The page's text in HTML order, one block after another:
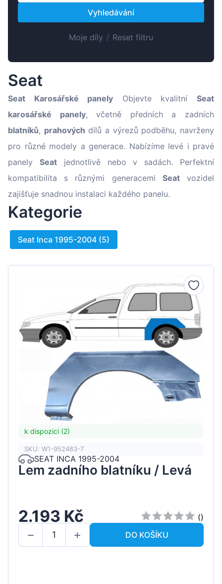
Magyar
Hrvatski
Slovenčina
Vyhledávání
Moje díly / Reset filtru
Seat
Seat Karosářské panely Objevte kvalitníSeat
karosářské panely, včetně předních a zadních
blatníků, prahových dílů a výrezů podběhu, navrženy
pro různé modely a generace. Nabízíme levé i pravé
panely Seatjednotlivě nebo v sadách. Perfektní
kompatibilita s různými generacemi Seatvozidel
zajišťuje snadnou instalaci každého panelu.
Kategorie
Seat Inca 1995-2004 (5)
k dispozici (2)
SKU: W1-952483-7
SEAT INCA 1995-2004
Lem zadního blatníku / Levá
2.193 Kč
()
DO KOŠÍKU